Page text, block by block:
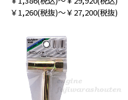
￥1,260(税抜)～￥27,200(税抜)